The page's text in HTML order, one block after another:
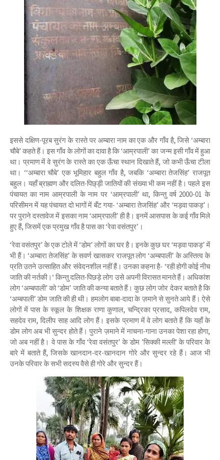
इससे दक्षिण-पूरब सुरंग के रास्ते पर अम्बारा नाम का एक और गाँव है, जिसे ‘अम्बारा
चौबे’ कहते हैं। इस गाँव के लोगों का दावा है कि ‘आम्रपाली’ का जन्म इसी गाँव में हुआ
था। प्रमाण में वे सुरंग के रास्ते का एक ऊँचा स्थान दिखाते हैं, जो कभी ऊँचा टीला
था। ‘‘अम्बारा चौबे’ एक भूमिहार बहुल गाँव है, जबकि ‘अम्बारा तेजसिंह’ राजपूत
बहुल। यहाँ ब्राह्मण और दलित-पिछ्ड़ी जातियों की संख्या भी कम नहीं है। पहले इस
पंचायत का नाम आम्रपाली के नाम पर ‘आम्रपाली’ था, किन्तु वर्ष 2000-01 के
परिसीमन में यह पंचायत दो भागों में बँट गया- ‘अम्बारा तेजसिंह’ और ‘मड़वा पाकड़’।
पर पुराने दस्तावेज में इसका नाम ‘आम्रपाली’ ही है। इनमें आसपास के कई गाँव मिले
हुए हैं, जिसमें एक प्रमुख गाँव है पास का ‘रेवा वसंतपुर’।
‘रेवा वसंतपुर’ के एक टोले में ‘डोम’ लोगों का घर है। इनके कुछ घर ‘मड़वा पाकड़’ में
भी हैं। ‘अम्बारा तेजसिंह’ के सवर्ण खासकर राजपूत लोग ‘अम्बपाली’ के अस्तित्व के
प्रति उतने उत्साहित और संवेदनशील नहीं हैं। उनका कहना है- ‘रही होगी कोई नीच
जाति की नर्तकी।‘ किन्तु दलित-पिछड़े लोग उसे अपनी विरासत मानते हैं। अधिकांश
लोग ‘अम्बपाली’ को ‘डोम’ जाति की कन्या बताते हैं। कुछ लोग जोर देकर बताते है कि
‘अम्बपाली’ डोम जाति की ही थी। हमलोग बाबा-दादा के ज़माने से सुनते आये हैं। ऐसे
लोगों में पास के स्कूल के शिक्षक राणा कुणाल, चन्द्रिका प्रसाद, कपिलदेव राम,
सहदेव राम, दिलीप साह आदि लोग हैं। इसके प्रमाण में वे लोग बताते हैं कि यहाँ के
डोम लोग अब भी सुन्दर होते हैं। पुराने ज़माने में नाचना-गाना उनका पेशा रहा होगा,
जो अब नहीं है। वे पास के गाँव ‘रेवा वसंतपुर’ के डोम 'सिक्की मल्ली' के परिवार के
बारे में बताते हैं, जिसके खानदान-दर-खानदान गोरे और सुन्दर रहे हैं। आज भी
उनके परिवार के सभी सदस्य वैसे ही गोरे और सुन्दर हैं।